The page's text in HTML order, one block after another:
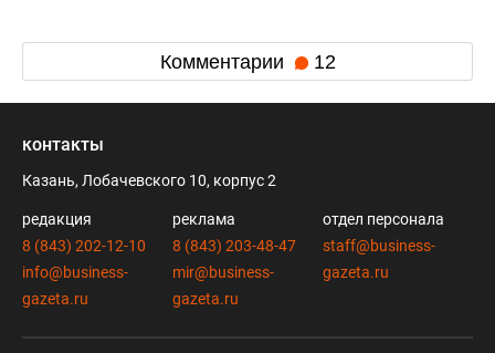
Комментарии 12
контакты
Казань, Лобачевского 10, корпус 2
редакция
8 (843) 202-12-10
info@business-
gazeta.ru
реклама
8 (843) 203-48-47
mir@business-
gazeta.ru
отдел персонала
staff@business-
gazeta.ru